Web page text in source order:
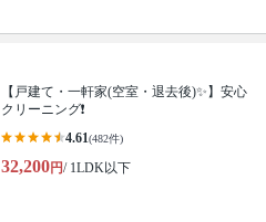
【戸建て・一軒家(空室・退去後)✨】安心
クリーニング❗️
4.61(482件)
32,200円/ 1LDK以下